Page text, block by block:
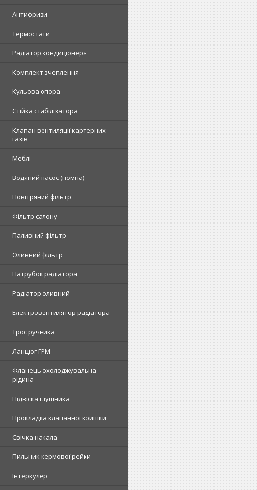
Антифризи
Термостати
Радіатор кондиціонера
Комплект зчеплення
Кульова опора
Стійка стабілізатора
Клапан вентиляції картерних
газів
Меблі
Водяний насос (помпа)
Повітряний фільтр
Фільтр салону
Паливний фільтр
Оливний фільтр
Патрубок радіатора
Радіатор оливний
Електровентилятор радіатора
Трос ручника
Ланцюг ГРМ
Фланець охолоджувальна
рідина
Підвіска глушника
Прокладка клапанної кришки
Свічка накала
Пильник кермової рейки
Інтеркулер